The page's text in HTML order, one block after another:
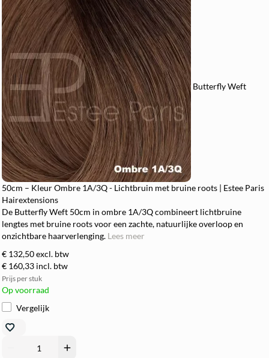
Butterfly Weft
50cm – Kleur Ombre 1A/3Q - Lichtbruin met bruine roots | Estee Paris
Hairextensions
De Butterfly Weft 50cm in ombre 1A/3Q combineert lichtbruine
lengtes met bruine roots voor een zachte, natuurlijke overloop en
onzichtbare haarverlenging. Lees meer
€ 132,50excl. btw
€ 160,33 incl. btw
Prijs per stuk
Op voorraad
Vergelijk
add